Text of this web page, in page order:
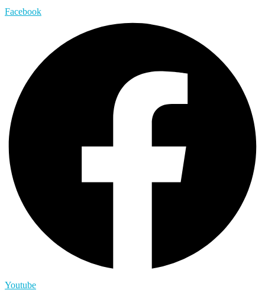
Facebook
Youtube